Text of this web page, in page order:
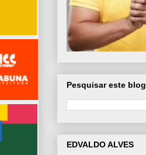
Pesquisar este blog
EDVALDO ALVES